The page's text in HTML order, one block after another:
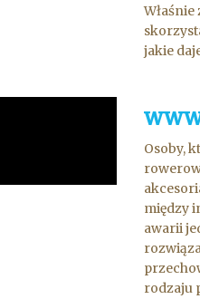
jakie
Osoby,
między
awarii
rodzaju